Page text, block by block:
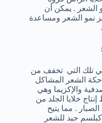
الشعر . يمكن أن
نمو الشعر ومساعدة
تلك التي تخفف من
الشعر المشاكل
والإكزيما وهي
خلايا الجلد من
. مما يتيح
كبلسم جيد للشعر